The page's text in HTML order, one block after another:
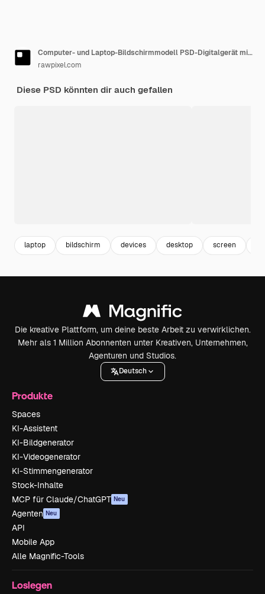
Computer- und Laptop-Bildschirmmodell PSD-Digitalgerät mit botanischer Tapete
rawpixel.com
Diese PSD könnten dir auch gefallen
laptop bildschirm devices desktop screen
Die kreative Plattform, um deine beste Arbeit zu verwirklichen.
Mehr als 1 Million Abonnenten unter Kreativen, Unternehmen,
Agenturen und Studios.
Deutsch
Produkte
Spaces
KI-Assistent
KI-Bildgenerator
KI-Videogenerator
KI-Stimmengenerator
Stock-Inhalte
MCP für Claude/ChatGPT Neu
Agenten Neu
API
Mobile App
Alle Magnific-Tools
Loslegen